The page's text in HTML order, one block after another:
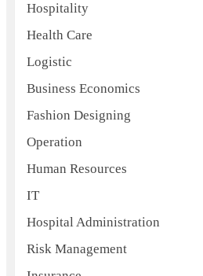
Hospitality
Health Care
Logistic
Business Economics
Fashion Designing
Operation
Human Resources
IT
Hospital Administration
Risk Management